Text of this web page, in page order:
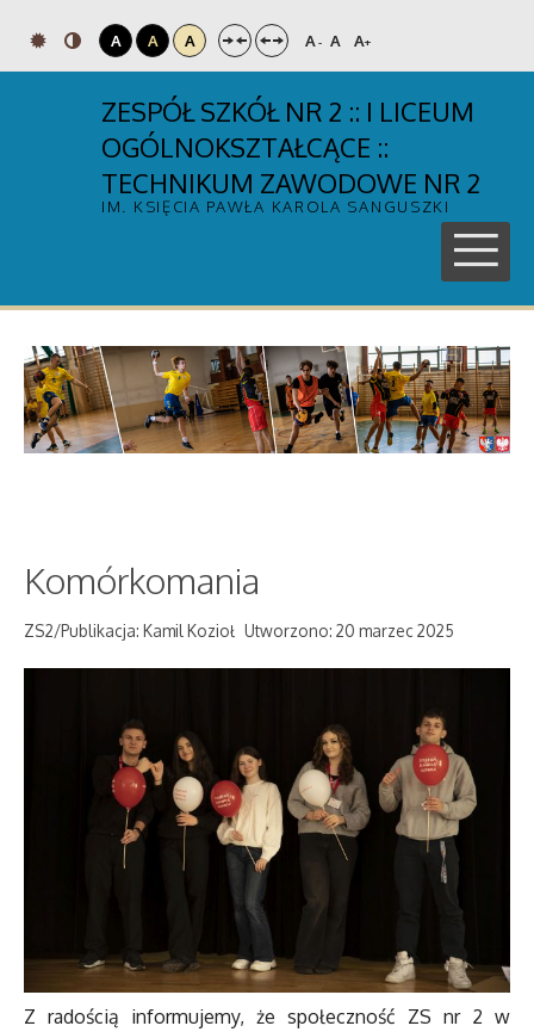
A A A A- A A+
ZESPÓŁ SZKÓŁ NR 2 :: I LICEUM
OGÓLNOKSZTAŁCĄCE ::
TECHNIKUM ZAWODOWE NR 2
IM. KSIĘCIA PAWŁA KAROLA SANGUSZKI
Komórkomania
ZS2/Publikacja: Kamil Kozioł Utworzono: 20 marzec 2025
Z radością informujemy, że społeczność ZS nr 2 w